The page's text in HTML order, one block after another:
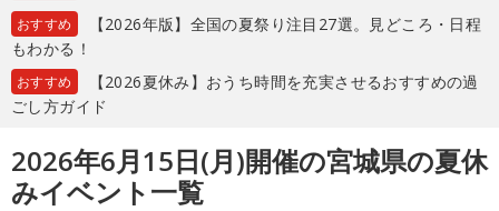
おすすめ
【2026年版】全国の夏祭り注目27選。見どころ・日程
もわかる！
おすすめ
【2026夏休み】おうち時間を充実させるおすすめの過
ごし方ガイド
2026年6月15日(月)開催の宮城県の夏休
みイベント一覧